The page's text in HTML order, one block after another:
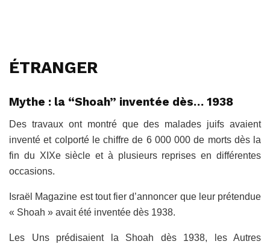
ÉTRANGER
Mythe : la “Shoah” inventée dès… 1938
Des travaux ont montré que des malades juifs avaient
inventé et colporté le chiffre de 6 000 000 de morts dès la
fin du XIXe siècle et à plusieurs reprises en différentes
occasions.
Israël Magazine est tout fier d’annoncer que leur prétendue
« Shoah » avait été inventée dès 1938.
Les Uns prédisaient la Shoah dès 1938, les Autres